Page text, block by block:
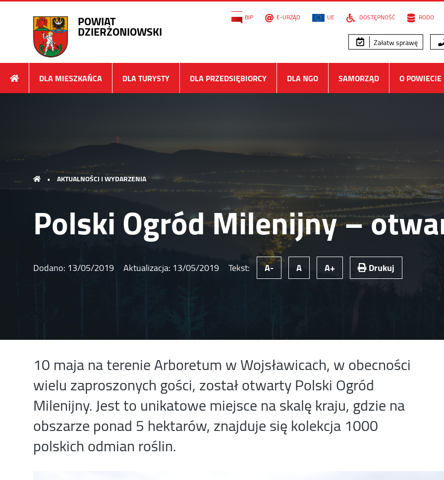
POWIAT
DZIERŻONIOWSKI
BIP E-URZĄD UE DOSTĘPNOŚĆ RODO
Załatw sprawę
DLA MIESZKAŃCA DLA TURYSTY DLA PRZEDSIĘBIORCY DLA NGO SAMORZĄD O POWIECIE
• AKTUALNOŚCI I WYDARZENIA
Polski Ogród Milenijny –
Dodano: 13/05/2019 Aktualizacja: 13/05/2019 Tekst: A- A A+ Drukuj
10 maja na terenie Arboretum w Wojsławicach, w obecności
wielu zaproszonych gości, został otwarty Polski Ogród
Milenijny. Jest to unikatowe miejsce na skalę kraju, gdzie na
obszarze ponad 5 hektarów, znajduje się kolekcja 1000
polskich odmian roślin.